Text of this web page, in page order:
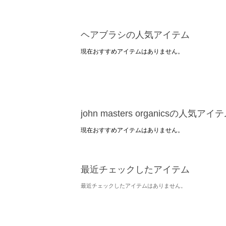
ヘアブラシの人気アイテム
現在おすすめアイテムはありません。
john masters organicsの人気アイテ
現在おすすめアイテムはありません。
最近チェックしたアイテム
最近チェックしたアイテムはありません。